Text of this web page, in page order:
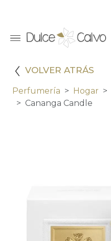
VOLVER ATRÁS
Perfumería Hogar
Cananga Candle